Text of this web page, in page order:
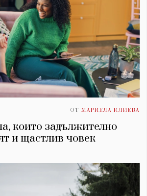
ОТ МАРИЕЛА ИЛИЕВА
които задължително
и щастлив човек